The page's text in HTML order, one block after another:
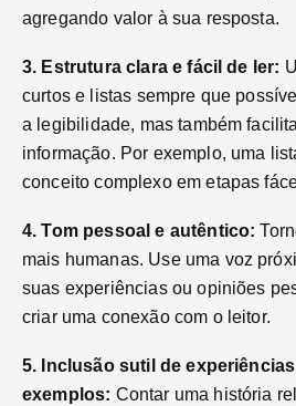
agregando valor à sua resposta.
3. Estrutura clara e fácil de ler:
curtos e listas sempre que
a legibilidade, mas também
informação. Por exemplo, uma
conceito complexo em etapas
4. Tom pessoal e autêntico:
mais humanas. Use uma voz
suas experiências ou opiniões
criar uma conexão com o leitor.
5. Inclusão sutil de
exemplos: Contar uma história